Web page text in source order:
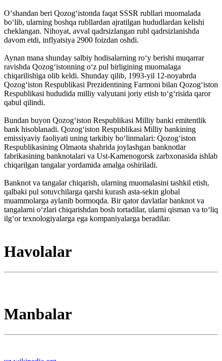
Oʻshandan beri Qozogʻistonda faqat SSSR rubllari muomalada
boʻlib, ularning boshqa rubllardan ajratilgan hududlardan kelishi
cheklangan. Nihoyat, avval qadrsizlangan rubl qadrsizlanishda
davom etdi, inflyatsiya 2900 foizdan oshdi.
Aynan mana shunday salbiy hodisalarning roʻy berishi muqarrar
ravishda Qozogʻistonning oʻz pul birligining muomalaga
chiqarilishiga olib keldi. Shunday qilib, 1993-yil 12-noyabrda
Qozogʻiston Respublikasi Prezidentining Farmoni bilan Qozogʻiston
Respublikasi hududida milliy valyutani joriy etish toʻgʻrisida qaror
qabul qilindi.
Bundan buyon Qozogʻiston Respublikasi Milliy banki emitentlik
bank hisoblanadi. Qozogʻiston Respublikasi Milliy bankining
emissiyaviy faoliyati uning tarkibiy boʻlinmalari: Qozogʻiston
Respublikasining Olmaota shahrida joylashgan banknotlar
fabrikasining banknotalari va Ust-Kamenogorsk zarbxonasida ishlab
chiqarilgan tangalar yordamida amalga oshiriladi.
Banknot va tangalar chiqarish, ularning muomalasini tashkil etish,
qalbaki pul sotuvchilarga qarshi kurash asta-sekin global
muammolarga aylanib bormoqda. Bir qator davlatlar banknot va
tangalarni oʻzlari chiqarishdan bosh tortadilar, ularni qisman va toʻliq
ilgʻor texnologiyalarga ega kompaniyalarga beradilar.
Havolalar
Manbalar